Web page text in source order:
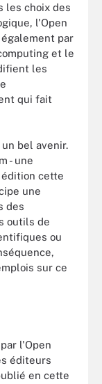
les choix des
l'Open
également par
et le
les
qui fait
bel avenir.
- une
cette
une
des
outils de
ou
sur ce
l'Open
éditeurs
en cette